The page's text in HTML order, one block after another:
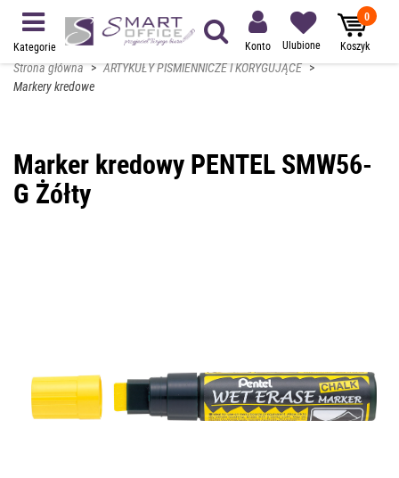
Kategorie Konto Ulubione
0
Koszyk
Strona główna > ARTYKUŁY PIŚMIENNICZE I KORYGUJĄCE >
Markery kredowe
Marker kredowy PENTEL SMW56-
G Żółty